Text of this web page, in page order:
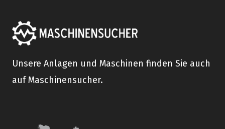
Unsere Anlagen und Maschinen finden Sie auch
auf Maschinensucher.